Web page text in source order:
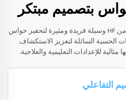
بتصميم مبتكر
توفّر بلاطات أرضية سائلة حسية من HF وسيلة فريدة ومثيرة لتحفيز حواس
الحسية السائلة لتعزيز الاستكشاف
للإعدادات التعليمية والعلاجية.
التفاعلي